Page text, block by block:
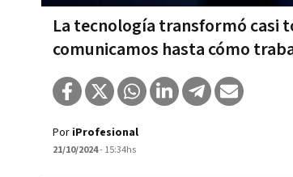
La tecnología transformó casi
comunicamos hasta cómo
Por iProfesional
21/10/2024- 15:34hs